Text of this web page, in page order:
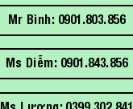
Mr Bình: 0901.803.856
Ms Diễm: 0901.843.856